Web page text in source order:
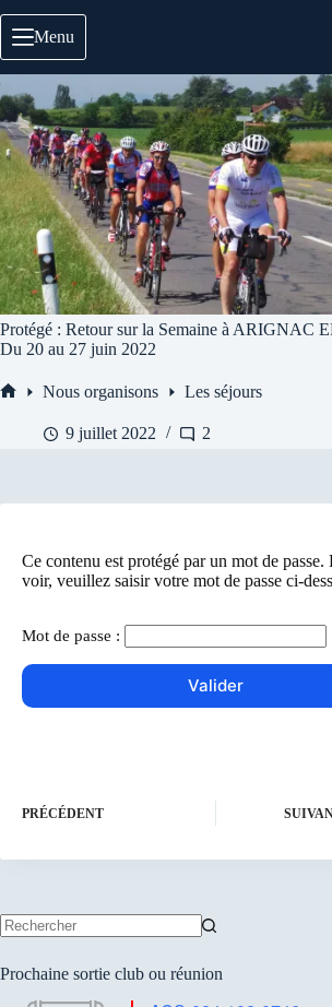
au
contenu
Menu
Protégé : Retour sur la Semaine à ARIGNAC
Du 20 au 27 juin 2022
Nous organisons Les séjours
9 juillet 2022 2
Ce contenu est protégé par un mot de passe.
voir, veuillez saisir votre mot de passe ci-
Mot de passe :
PRÉCÉDENT
résultat
Prochaine sortie club ou réunion